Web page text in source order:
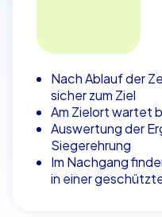
Nach Ablauf der
sicher zum Ziel
Am Zielort wartet
Auswertung der
Siegerehrung
Im Nachgang
in einer